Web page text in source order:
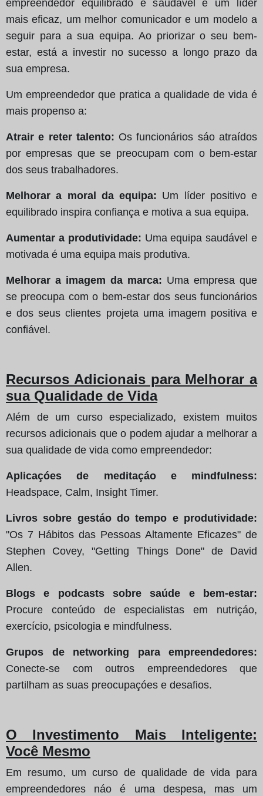
empreendedor equilibrado e saudável é um líder
mais eficaz, um melhor comunicador e um modelo a
seguir para a sua equipa. Ao priorizar o seu bem-
estar, está a investir no sucesso a longo prazo da
sua empresa.
Um empreendedor que pratica a qualidade de vida é
mais propenso a:
Atrair e reter talento: Os funcionários sáo atraídos
por empresas que se preocupam com o bem-estar
dos seus trabalhadores.
Melhorar a moral da equipa: Um líder positivo e
equilibrado inspira confiança e motiva a sua equipa.
Aumentar a produtividade: Uma equipa saudável e
motivada é uma equipa mais produtiva.
Melhorar a imagem da marca: Uma empresa que
se preocupa com o bem-estar dos seus funcionários
e dos seus clientes projeta uma imagem positiva e
confiável.
Recursos Adicionais para Melhorar a
sua Qualidade de Vida
Além de um curso especializado, existem muitos
recursos adicionais que o podem ajudar a melhorar a
sua qualidade de vida como empreendedor:
Aplicaçóes de meditaçáo e mindfulness:
Headspace, Calm, Insight Timer.
Livros sobre gestáo do tempo e produtividade:
"Os 7 Hábitos das Pessoas Altamente Eficazes" de
Stephen Covey, "Getting Things Done" de David
Allen.
Blogs e podcasts sobre saúde e bem-estar:
Procure conteúdo de especialistas em nutriçáo,
exercício, psicologia e mindfulness.
Grupos de networking para empreendedores:
Conecte-se com outros empreendedores que
partilham as suas preocupaçóes e desafios.
O Investimento Mais Inteligente:
Você Mesmo
Em resumo, um curso de qualidade de vida para
empreendedores náo é uma despesa, mas um